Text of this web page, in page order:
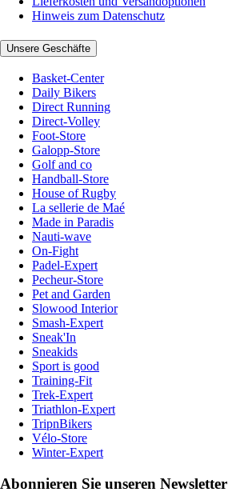
Hinweis zum Datenschutz
Unsere Geschäfte
Basket-Center
Daily Bikers
Direct Running
Direct-Volley
Foot-Store
Galopp-Store
Golf and co
Handball-Store
House of Rugby
La sellerie de Maé
Made in Paradis
Nauti-wave
On-Fight
Padel-Expert
Pecheur-Store
Pet and Garden
Slowood Interior
Smash-Expert
Sneak'In
Sneakids
Sport is good
Training-Fit
Trek-Expert
Triathlon-Expert
TripnBikers
Vélo-Store
Winter-Expert
Abonnieren Sie unseren Newsletter